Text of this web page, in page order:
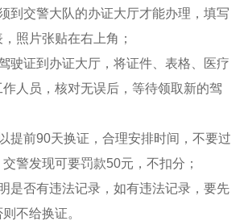
到交警大队的办证大厅才能办理，填写
照片张贴在右上角；
驶证到办证大厅，将证件、表格、医疗
人员，核对无误后，等待领取新的驾
提前90天换证，合理安排时间，不要过
警发现可要罚款50元，不扣分；
是否有违法记录，如有违法记录，要先
不给换证。